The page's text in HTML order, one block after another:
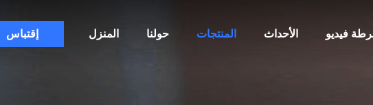
المنزل حولنا المنتجات الأحداث فيديو إقتباس